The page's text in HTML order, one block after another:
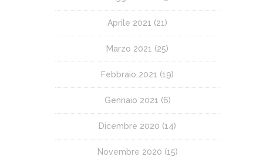
Aprile 2021 (21)
Marzo 2021 (25)
Febbraio 2021 (19)
Gennaio 2021 (6)
Dicembre 2020 (14)
Novembre 2020 (15)